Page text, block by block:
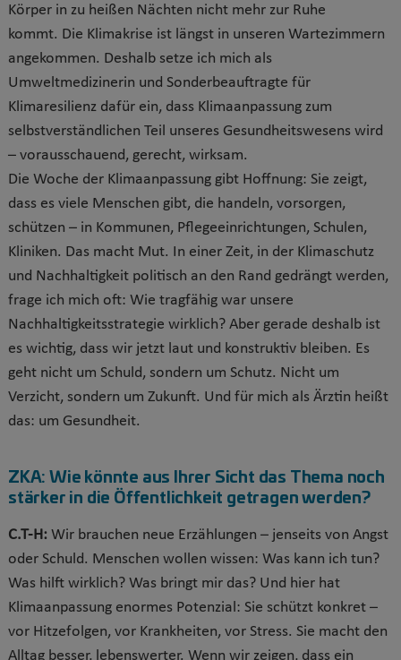
Körper in zu heißen Nächten nicht mehr zur Ruhe
kommt. Die Klimakrise ist längst in unseren Wartezimmern
angekommen. Deshalb setze ich mich als
Umweltmedizinerin und Sonderbeauftragte für
Klimaresilienz dafür ein, dass Klimaanpassung zum
selbstverständlichen Teil unseres Gesundheitswesens wird
– vorausschauend, gerecht, wirksam.
Die Woche der Klimaanpassung gibt Hoffnung: Sie zeigt,
dass es viele Menschen gibt, die handeln, vorsorgen,
schützen – in Kommunen, Pflegeeinrichtungen, Schulen,
Kliniken. Das macht Mut. In einer Zeit, in der Klimaschutz
und Nachhaltigkeit politisch an den Rand gedrängt werden,
frage ich mich oft: Wie tragfähig war unsere
Nachhaltigkeitsstrategie wirklich? Aber gerade deshalb ist
es wichtig, dass wir jetzt laut und konstruktiv bleiben. Es
geht nicht um Schuld, sondern um Schutz. Nicht um
Verzicht, sondern um Zukunft. Und für mich als Ärztin heißt
das: um Gesundheit.
ZKA:Wie könnte aus Ihrer Sicht das Thema noch
stärker in die Öffentlichkeit getragen werden?
C.T-H: Wir brauchen neue Erzählungen – jenseits von Angst
oder Schuld. Menschen wollen wissen: Was kann ich tun?
Was hilft wirklich? Was bringt mir das? Und hier hat
Klimaanpassung enormes Potenzial: Sie schützt konkret –
vor Hitzefolgen, vor Krankheiten, vor Stress. Sie macht den
Alltag besser, lebenswerter. Wenn wir zeigen, dass ein